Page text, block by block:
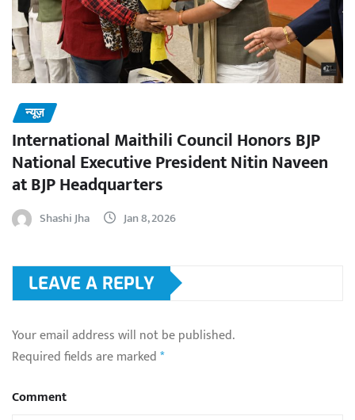
न्यूज़
International Maithili Council Honors BJP
National Executive President Nitin Naveen
at BJP Headquarters
Shashi Jha Jan 8, 2026
LEAVE A REPLY
Your email address will not be published.
Required fields are marked*
Comment